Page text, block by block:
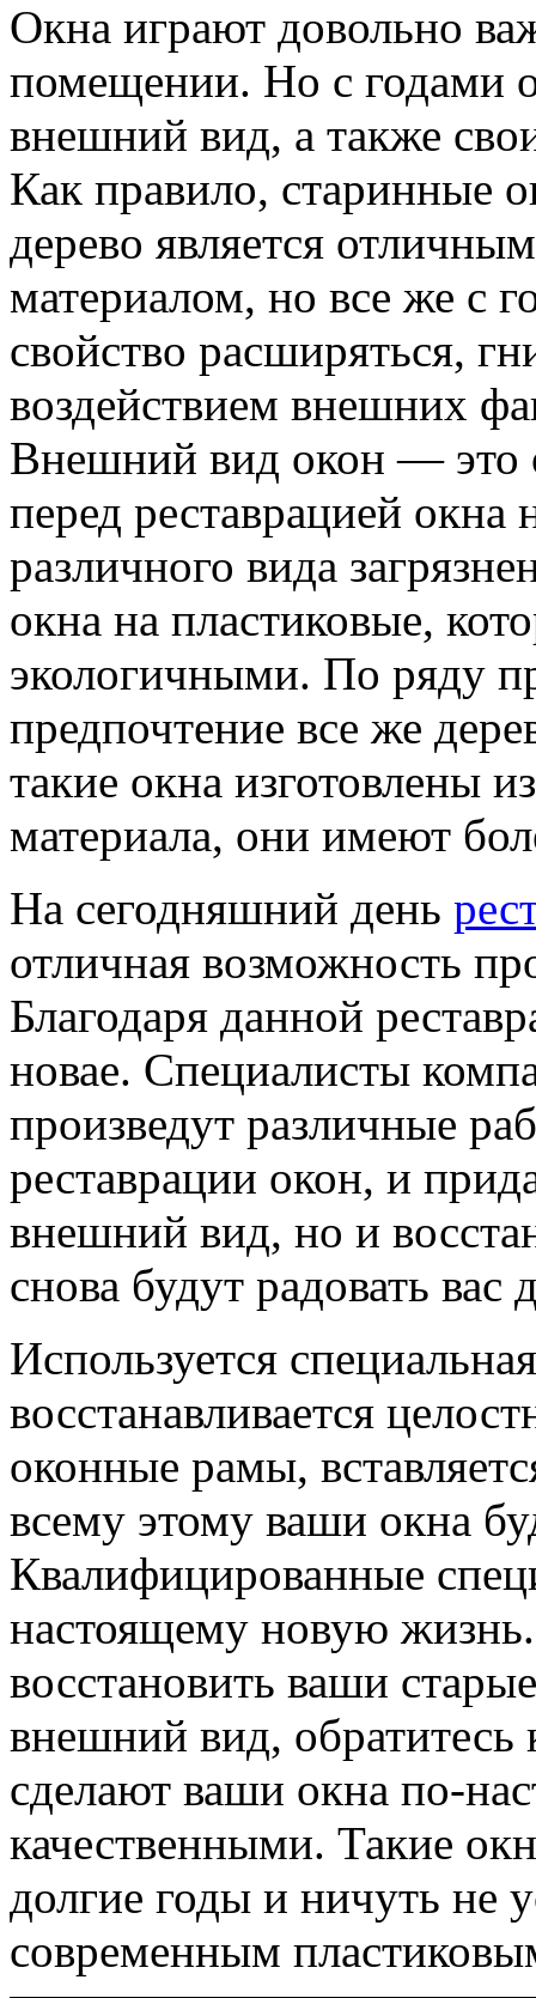
Окна играют довольно
помещении. Но с годами
внешний вид, а также
Как правило, старинные
дерево является
материалом, но все же с
свойство расширяться,
воздействием внешних
Внешний вид окон — это
перед реставрацией окна
различного вида
окна на пластиковые,
экологичными. По ряду
предпочтение все же
такие окна изготовлены
материала, они имеют
На сегодняшний день
отличная возможность
Благодаря данной
новае. Специалисты
произведут различные
реставрации окон, и
внешний вид, но и
снова будут радовать вас
Используется
восстанавливается
оконные рамы,
всему этому ваши окна
Квалифицированные
настоящему новую
восстановить ваши
внешний вид,
сделают ваши окна по-
качественными. Такие
долгие годы и ничуть не
современным